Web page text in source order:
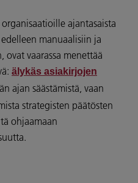
ajantasaista
manuaalisiin ja
vaarassa menettää
älykäs asiakirjojen
ajan säästämistä, vaan
strategisten päätösten
ohjaamaan